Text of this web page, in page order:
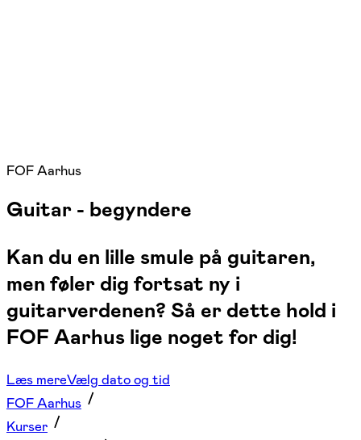
FOF Aarhus
Guitar - begyndere
Kan du en lille smule på guitaren,
men føler dig fortsat ny i
guitarverdenen? Så er dette hold i
FOF Aarhus lige noget for dig!
Læs mereVælg dato og tid
FOF Aarhus
Kurser